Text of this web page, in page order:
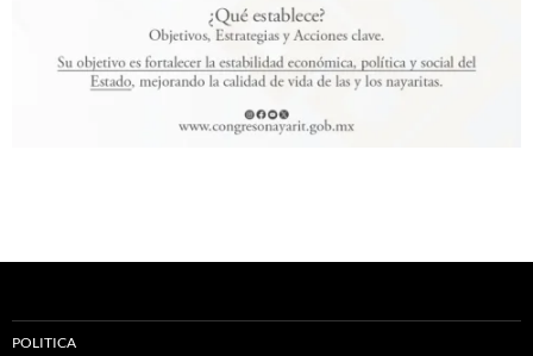
POLITICA